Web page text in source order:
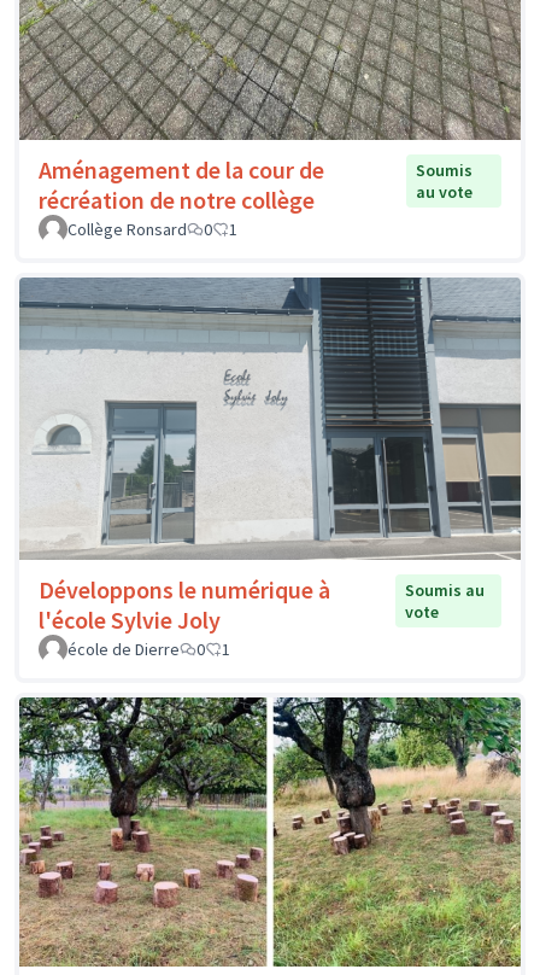
Aménagement de la cour de
récréation de notre collège
Soumis
au vote
Collège Ronsard
0 1
Développons le numérique à
l'école Sylvie Joly
Soumis au
vote
école de Dierre
0 1